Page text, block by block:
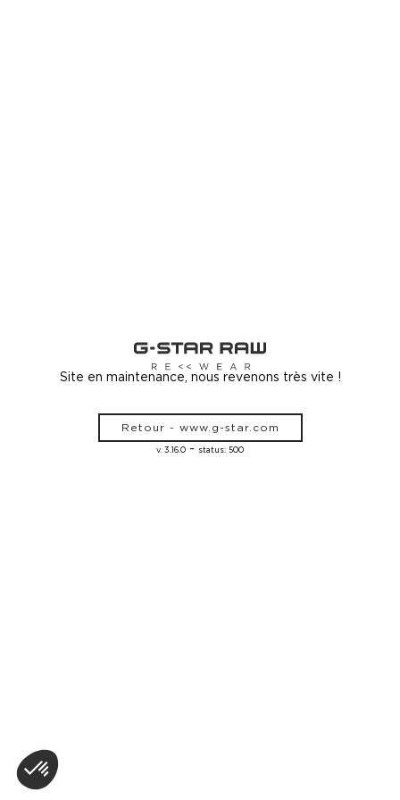
Site en maintenance, nous revenons très vite !
Retour - www.g-star.com
v. 3.16.0 - status: 500